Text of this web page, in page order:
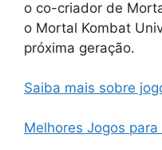
o co-criador de
o Mortal Kombat
próxima geração.
Saiba mais sobre
Melhores Jogos para